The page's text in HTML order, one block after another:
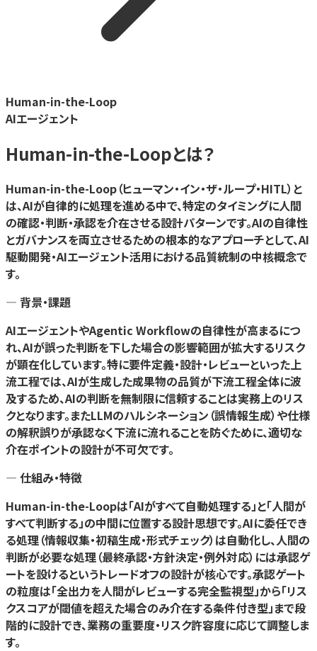
Human-in-the-Loop
AIエージェント
Human-in-the-Loopとは？
Human-in-the-Loop（ヒューマン・イン・ザ・ループ・HITL）と
は、AIが自律的に処理を進める中で、特定のタイミングに人間
の確認・判断・承認を介在させる設計パターンです。AIの自律性
とガバナンスを両立させるための根本的なアプローチとして、AI
駆動開発・AIエージェント活用における品質統制の中核概念で
す。
— 背景・課題
AIエージェントやAgentic Workflowの自律性が高まるにつ
れ、AIが誤った判断を下した場合の影響範囲が拡大するリスク
が顕在化しています。特に要件定義・設計・レビューといった上
流工程では、AIが生成した成果物の品質が下流工程全体に波
及するため、AIの判断を無制限に信頼することは実務上のリス
クとなります。またLLMのハルシネーション（誤情報生成）や仕様
の解釈誤りが承認なく下流に流れることを防ぐために、適切な
介在ポイントの設計が不可欠です。
— 仕組み・特徴
Human-in-the-Loopは「AIがすべて自動処理する」と「人間が
すべて判断する」の中間に位置する設計思想です。AIに委任でき
る処理（情報収集・初稿生成・形式チェック）は自動化し、人間の
判断が必要な処理（最終承認・方針決定・例外対応）には承認ゲ
ートを設けるというトレードオフの設計が核心です。承認ゲート
の粒度は「全出力を人間がレビューする完全監視型」から「リス
クスコアが閾値を超えた場合のみ介在する条件付き型」まで段
階的に設計でき、業務の重要度・リスク許容度に応じて調整しま
す。